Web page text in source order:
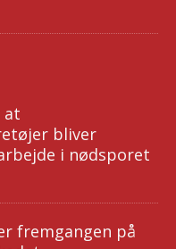
at
bliver
i nødsporet
fremgangen på